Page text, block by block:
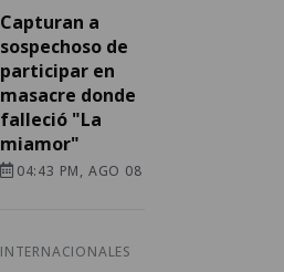
Capturan a
sospechoso de
participar en
masacre donde
falleció "La
miamor"
04:43 PM, AGO 08
INTERNACIONALES